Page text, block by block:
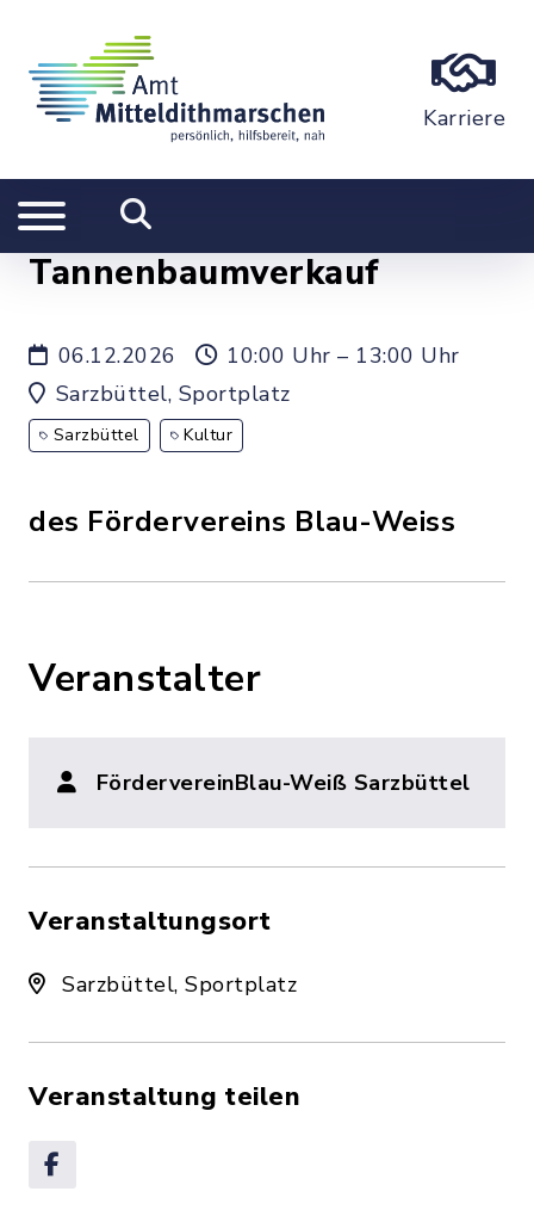
Karriere
Tannenbaumverkauf
06.12.2026
10:00 Uhr – 13:00 Uhr
Sarzbüttel, Sportplatz
Sarzbüttel Kultur
des Fördervereins Blau-Weiss
Veranstalter
FördervereinBlau-Weiß Sarzbüttel
Veranstaltungsort
Sarzbüttel, Sportplatz
Veranstaltung teilen